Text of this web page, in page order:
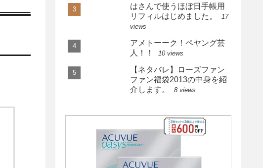
はさんで使うほぼ日手帳用
リフィルはじめました。
17
views
アメトーーク！ペヤング芸
人！！
10 views
【ネタバレ】ローズファン
ファン福袋2013の中身を紹
介します。
8 views